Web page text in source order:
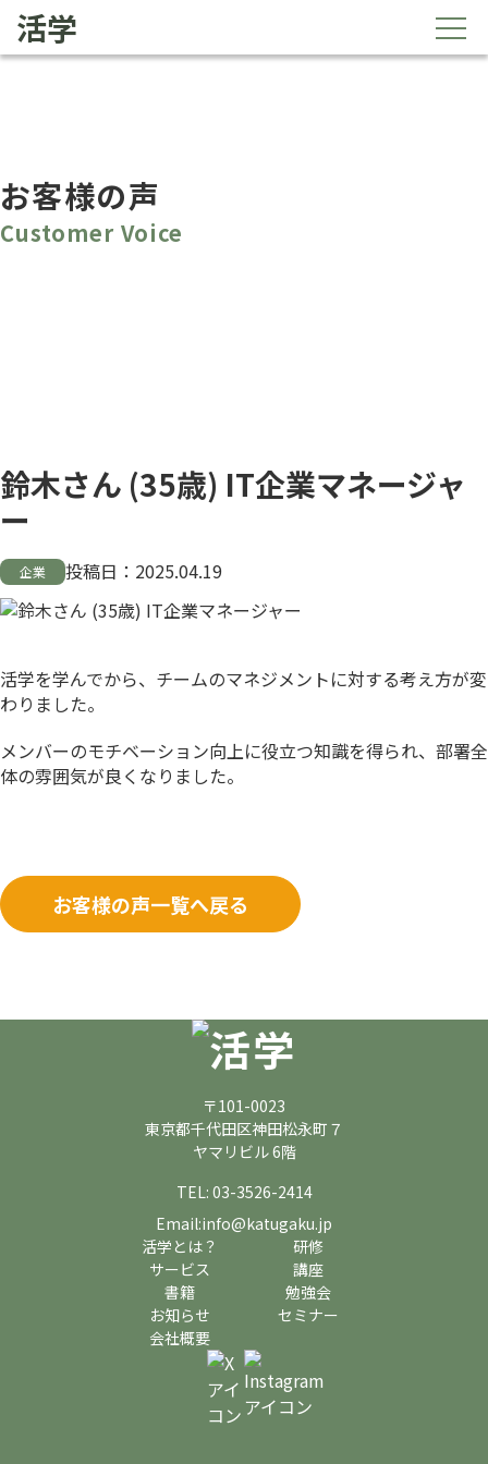
活学
お客様の声
Customer Voice
鈴木さん (35歳) IT企業マネージャ
ー
企業 投稿日： 2025.04.19
活学を学んでから、チームのマネジメントに対する考え方が変
わりました。
メンバーのモチベーション向上に役立つ知識を得られ、部署全
体の雰囲気が良くなりました。
お客様の声一覧へ戻る
〒101-0023
東京都千代田区神田松永町７
ヤマリビル 6階
TEL: 03-3526-2414
Email:info@katugaku.jp
活学とは？
サービス
書籍
お知らせ
会社概要
研修
講座
勉強会
セミナー